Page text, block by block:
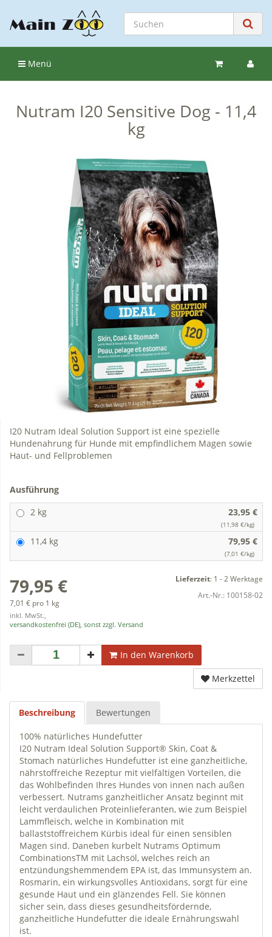
Menü
Nutram I20 Sensitive Dog - 11,4
kg
I20 Nutram Ideal Solution Support ist eine spezielle
Hundenahrung für Hunde mit empfindlichem Magen sowie
Haut- und Fellproblemen
Ausführung
2 kg
23,95 €
(11,98 €/kg)
11,4 kg 79,95 €
(7,01 €/kg)
79,95 €
7,01 € pro 1 kg
inkl. MwSt.,
versandkostenfrei (DE), sonst zzgl. Versand
Lieferzeit: 1 - 2 Werktage
Art.-Nr.: 100158-02
In den Warenkorb
Merkzettel
Beschreibung Bewertungen
100% natürliches Hundefutter
I20 Nutram Ideal Solution Support® Skin, Coat &
Stomach natürliches Hundefutter ist eine ganzheitliche,
nährstoffreiche Rezeptur mit vielfältigen Vorteilen, die
das Wohlbefinden Ihres Hundes von innen nach außen
verbessert. Nutrams ganzheitlicher Ansatz beginnt mit
leicht verdaulichen Proteinlieferanten, wie zum Beispiel
Lammfleisch, welche in Kombination mit
ballaststoffreichem Kürbis ideal für einen sensiblen
Magen sind. Daneben kurbelt Nutrams Optimum
CombinationsTM mit Lachsöl, welches reich an
entzündungshemmendem EPA ist, das Immunsystem an.
Rosmarin, ein wirkungsvolles Antioxidans, sorgt für eine
gesunde Haut und ein glänzendes Fell. Sie können
sicher sein, dass dieses gesundheitsfördernde,
ganzheitliche Hundefutter die ideale Ernährungswahl
ist.